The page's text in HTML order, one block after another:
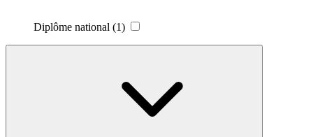
Diplôme national (1)